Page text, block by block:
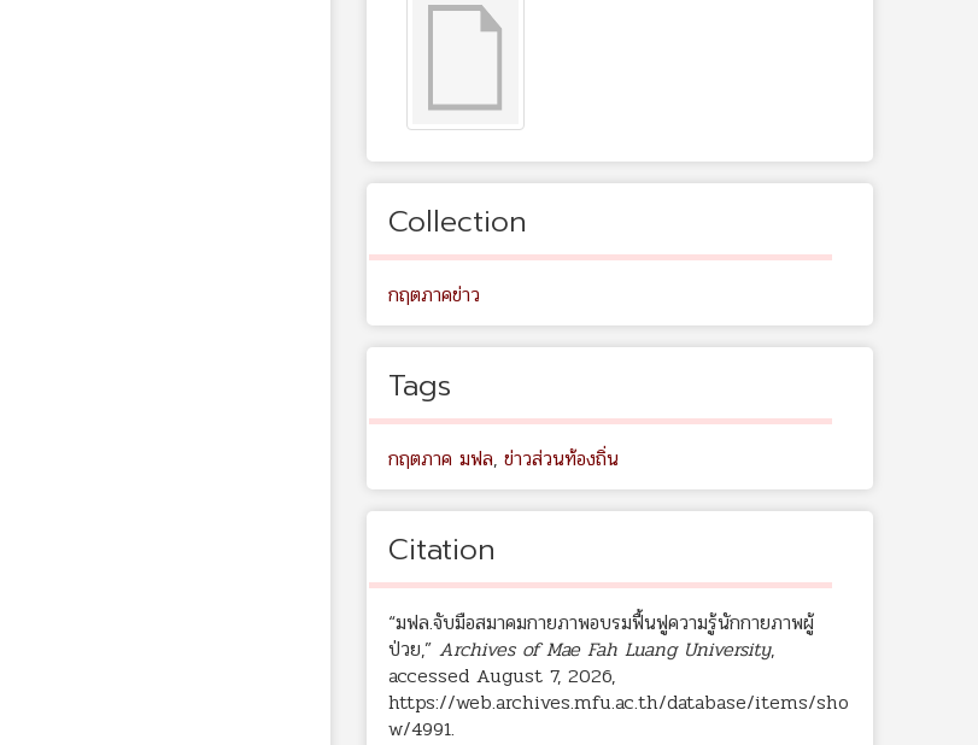
Collection
กฤตภาคข่าว
Tags
กฤตภาค มฟล, ข่าวส่วนท้องถิ่น
Citation
“มฟล.จับมือสมาคมกายภาพอบรมฟื้นฟูความรู้นักกายภาพผู้
ป่วย,” Archives of Mae Fah Luang University,
accessed August 7, 2026,
https://web.archives.mfu.ac.th/database/items/sho
w/4991.